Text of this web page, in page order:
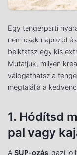
Egy tengerparti
nem csak napozol
beiktatsz egy kis
Mutatjuk, milyen
válogathatsz a
megtalálja a
1. Hódítsd
pal vagy
A SUP-ozás igazi